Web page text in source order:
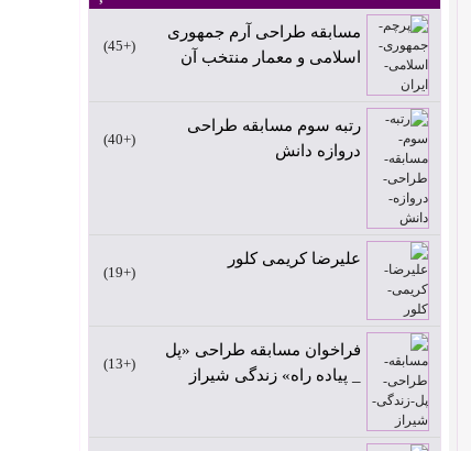
مسابقه طراحی آرم جمهوری
اسلامی و معمار منتخب آن
+45
رتبه سوم مسابقه طراحی
دروازه دانش
+40
علیرضا کریمی کلور
+19
فراخوان مسابقه طراحی «پل
_ پیاده راه» زندگی شیراز
+13